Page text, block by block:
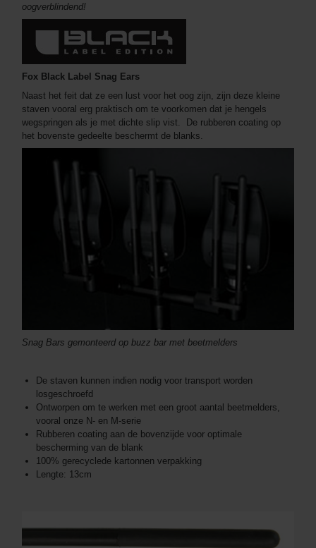
oogverblindend!
Fox Black Label Snag Ears
Naast het feit dat ze een lust voor het oog zijn, zijn deze kleine
staven vooral erg praktisch om te voorkomen dat je hengels
wegspringen als je met dichte slip vist. De rubberen coating op
het bovenste gedeelte beschermt de blanks.
Snag Bars gemonteerd op buzz bar met beetmelders
De staven kunnen indien nodig voor transport worden
losgeschroefd
Ontworpen om te werken met een groot aantal beetmelders,
vooral onze N- en M-serie
Rubberen coating aan de bovenzijde voor optimale
bescherming van de blank
100% gerecyclede kartonnen verpakking
Lengte: 13cm